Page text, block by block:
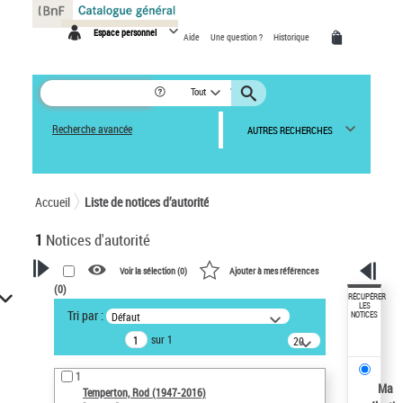
Espace personnel Aide Une question ? Historique
Tout
Recherche avancée AUTRES RECHERCHES
Accueil Liste de notices d’autorité
1 Notices d'autorité
VOTRE RECHERCHE
Recherche avancée dans les
notices d’autorité
Œuvres liées à l'auteur :
Temperton, Rod (1947-2016)
Voir la sélection (0) Ajouter à mes références
(0)
Tri par : Défaut
sur 1
20
résultats/page
1
Temperton, Rod (1947-2016)
RÉCUPÉRER
LES
NOTICES
Ma
Panneau de gestion des cookies